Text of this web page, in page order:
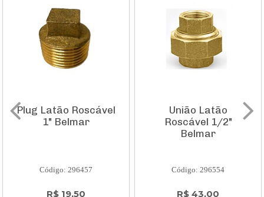
Plug Latão Roscável
1" Belmar
Código: 296457
R$ 19,50
União Latão
Roscável 1/2"
Belmar
Código: 296554
R$ 43,00